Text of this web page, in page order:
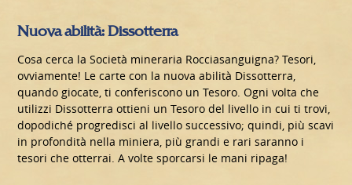
Nuova abilità: Dissotterra
Cosa cerca la Società mineraria Rocciasanguigna? Tesori,
ovviamente! Le carte con la nuova abilità Dissotterra,
quando giocate, ti conferiscono un Tesoro. Ogni volta che
utilizzi Dissotterra ottieni un Tesoro del livello in cui ti trovi,
dopodiché progredisci al livello successivo; quindi, più scavi
in profondità nella miniera, più grandi e rari saranno i
tesori che otterrai. A volte sporcarsi le mani ripaga!